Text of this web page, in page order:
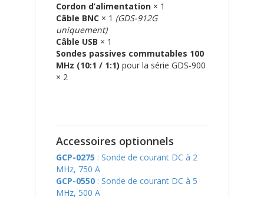
Cordon d’alimentation × 1
Câble BNC × 1 (GDS-912G
uniquement)
Câble USB × 1
Sondes passives commutables 100
MHz (10:1 / 1:1) pour la série GDS-900
× 2
Accessoires optionnels
GCP-0275 : Sonde de courant DC à 2
MHz, 750 A
GCP-0550 : Sonde de courant DC à 5
MHz, 500 A